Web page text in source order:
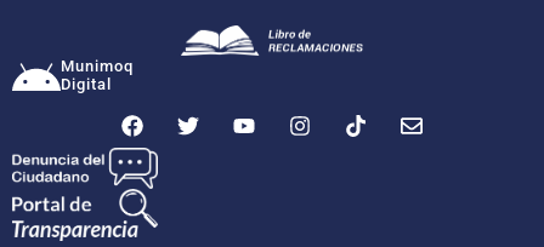
Munimoq
Digital